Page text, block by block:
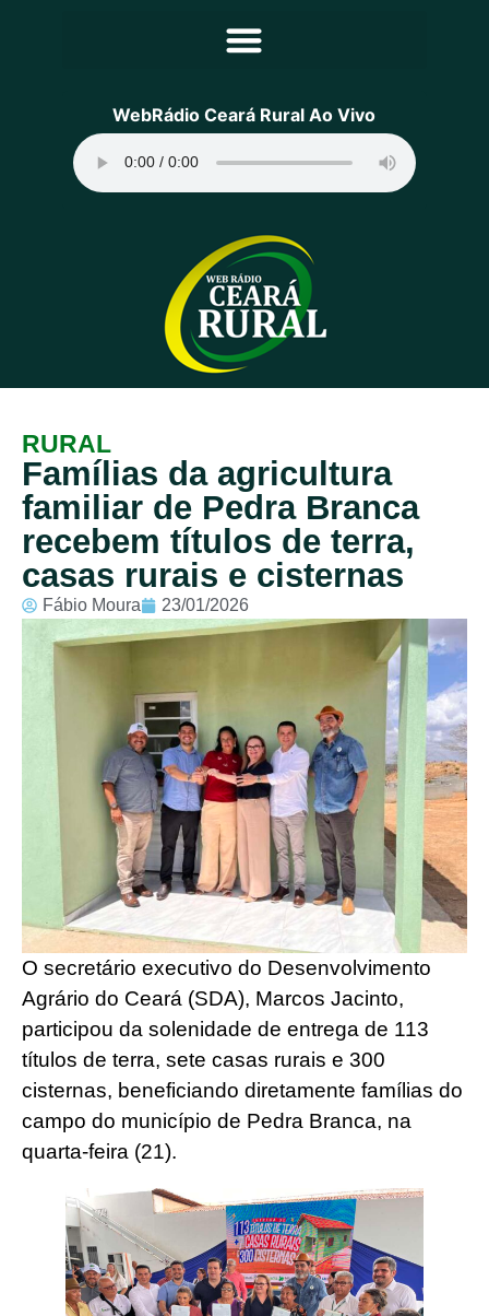
Principal
Programação
Equipe
Contato
Sobre
WebRádio Ceará Rural Ao Vivo
RURAL
Famílias da agricultura
familiar de Pedra Branca
recebem títulos de terra,
casas rurais e cisternas
Fábio Moura 23/01/2026
O secretário executivo do Desenvolvimento
Agrário do Ceará (SDA), Marcos Jacinto,
participou da solenidade de entrega de 113
títulos de terra, sete casas rurais e 300
cisternas, beneficiando diretamente famílias do
campo do município de Pedra Branca, na
quarta-feira (21).